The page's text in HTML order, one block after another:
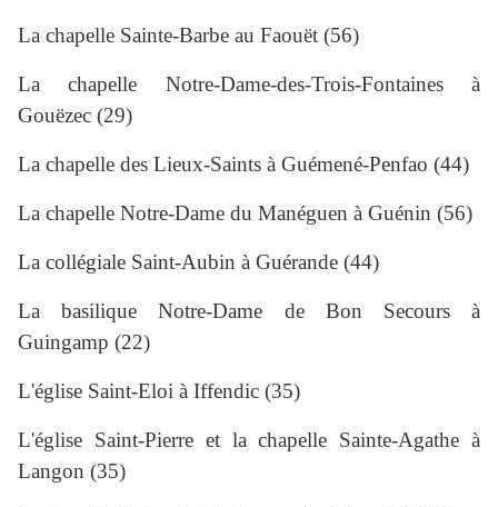
La chapelle Sainte-Barbe au Faouët (56)
La chapelle Notre-Dame-des-Trois-Fontaines à
Gouëzec (29)
La chapelle des Lieux-Saints à Guémené-Penfao (44)
La chapelle Notre-Dame du Manéguen à Guénin (56)
La collégiale Saint-Aubin à Guérande (44)
La basilique Notre-Dame de Bon Secours à
Guingamp (22)
L'église Saint-Eloi à Iffendic (35)
L'église Saint-Pierre et la chapelle Sainte-Agathe à
Langon (35)